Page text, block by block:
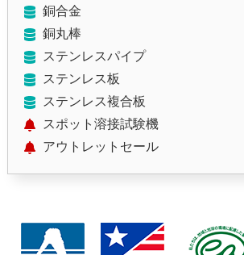
銅合金
銅丸棒
ステンレスパイプ
ステンレス板
ステンレス複合板
スポット溶接試験機
アウトレットセール